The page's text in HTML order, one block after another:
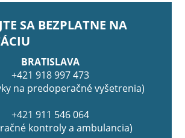
SA BEZPLATNE NA
BRATISLAVA
+421 918 997 473
na predoperačné vyšetrenia)
+421 911 546 064
kontroly a ambulancia)